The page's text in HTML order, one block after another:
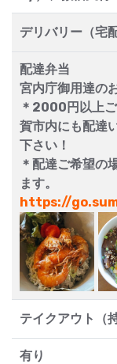
デリバリー（宅配
配達弁当
宮内庁御用達の
＊2000円以上
賀市内にも配達
下さい！
＊配達ご希望の
ます。
https://
テイクアウト（
有り